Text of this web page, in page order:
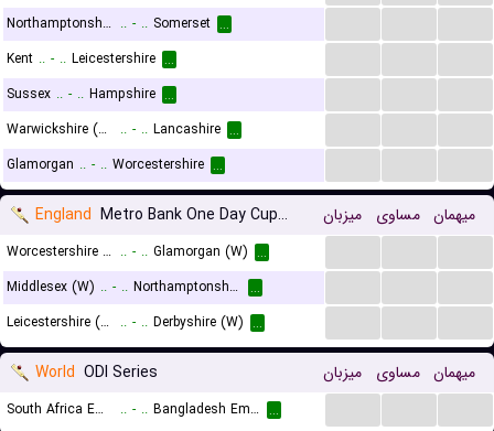
Northamptonshire .. - .. Somerset ...
Kent .. - .. Leicestershire ...
Sussex .. - .. Hampshire ...
Warwickshire (Birmingham) Bears
.. - .. Lancashire ...
Glamorgan .. - .. Worcestershire ...
England Metro Bank One Day Cup Div 2 Women میزبان مساوی میهمان
Worcestershire (W) .. - .. Glamorgan (W) ...
Middlesex (W) .. - .. Northamptonshire Steelbacks (W) ...
Leicestershire (W)
.. - .. Derbyshire (W) ...
World ODI Series میزبان مساوی میهمان
South Africa Emerging .. - .. Bangladesh Emerging ...